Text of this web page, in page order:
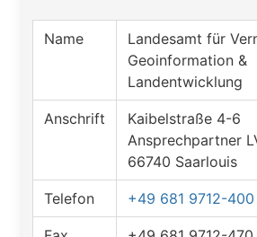
Name
Landesamt für
Geoinformation &
Landentwicklung
Anschrift
Kaibelstraße 4-6
Ansprechpartner
66740 Saarlouis
Telefon +49 681 9712-400